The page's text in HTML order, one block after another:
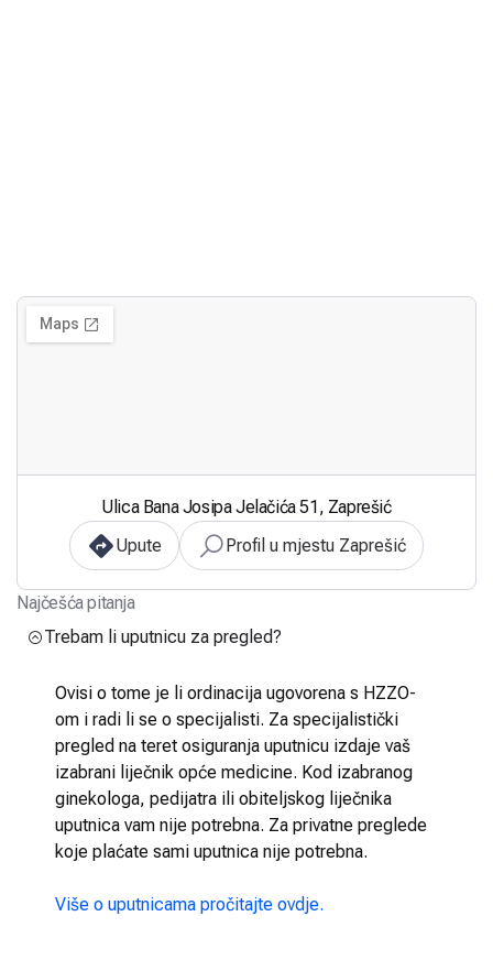
Ulica Bana Josipa Jelačića 51, Zaprešić
Upute
Profil u mjestu Zaprešić
Najčešća pitanja
Trebam li uputnicu za pregled?
Ovisi o tome je li ordinacija ugovorena s HZZO-
om i radi li se o specijalisti. Za specijalistički
pregled na teret osiguranja uputnicu izdaje vaš
izabrani liječnik opće medicine. Kod izabranog
ginekologa, pedijatra ili obiteljskog liječnika
uputnica vam nije potrebna. Za privatne preglede
koje plaćate sami uputnica nije potrebna.
Više o uputnicama pročitajte ovdje.